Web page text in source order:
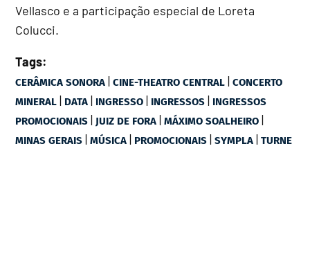
Vellasco e a participação especial de Loreta
Colucci.
Tags:
CERÂMICA SONORA |CINE-THEATRO CENTRAL |CONCERTO
MINERAL | DATA | INGRESSO | INGRESSOS | INGRESSOS
PROMOCIONAIS | JUIZ DE FORA |MÁXIMO SOALHEIRO |
MINAS GERAIS |MÚSICA | PROMOCIONAIS |SYMPLA |TURNE